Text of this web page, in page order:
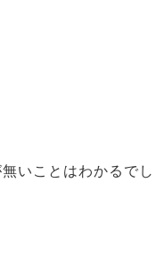
いことはわかるでし